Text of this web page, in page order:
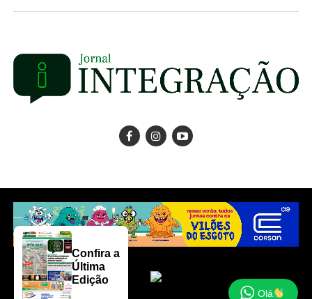
Confira a
Última
Edição
Olá